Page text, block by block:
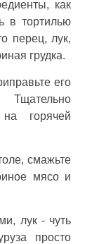
как
в тортилью
перец, лук,
грудка.
его
горячей
смажьте
мясо и
лук - чуть
просто